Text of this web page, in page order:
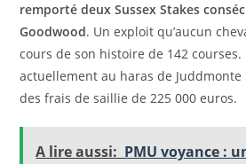
remporté deux Sussex Stakes
Goodwood. Un exploit qu’aucun
cours de son histoire de 142 courses.
actuellement au haras de
des frais de saillie de 225 000 euros.
A lire aussi: PMU voyance :